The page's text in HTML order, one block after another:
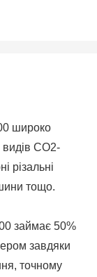
широко
CO2-
різальні
тощо.
займає 50%
завдяки
точному